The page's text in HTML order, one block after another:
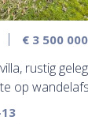
€ 3 500 000
rustig
op
13